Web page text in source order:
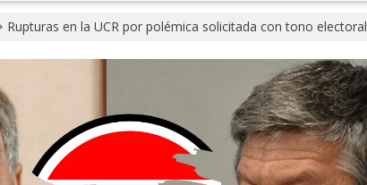
Rupturas en la UCR por polémica solicitada con tono electoral